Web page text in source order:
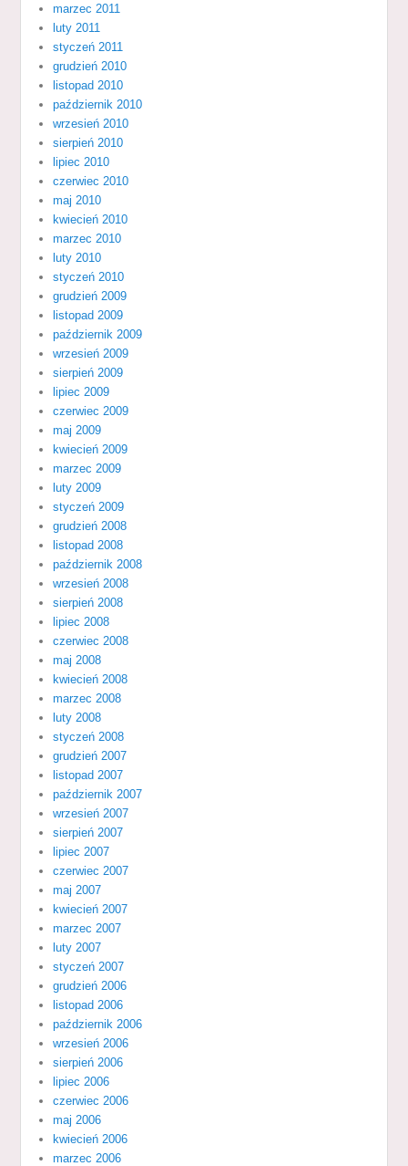
marzec 2011
luty 2011
styczeń 2011
grudzień 2010
listopad 2010
październik 2010
wrzesień 2010
sierpień 2010
lipiec 2010
czerwiec 2010
maj 2010
kwiecień 2010
marzec 2010
luty 2010
styczeń 2010
grudzień 2009
listopad 2009
październik 2009
wrzesień 2009
sierpień 2009
lipiec 2009
czerwiec 2009
maj 2009
kwiecień 2009
marzec 2009
luty 2009
styczeń 2009
grudzień 2008
listopad 2008
październik 2008
wrzesień 2008
sierpień 2008
lipiec 2008
czerwiec 2008
maj 2008
kwiecień 2008
marzec 2008
luty 2008
styczeń 2008
grudzień 2007
listopad 2007
październik 2007
wrzesień 2007
sierpień 2007
lipiec 2007
czerwiec 2007
maj 2007
kwiecień 2007
marzec 2007
luty 2007
styczeń 2007
grudzień 2006
listopad 2006
październik 2006
wrzesień 2006
sierpień 2006
lipiec 2006
czerwiec 2006
maj 2006
kwiecień 2006
marzec 2006